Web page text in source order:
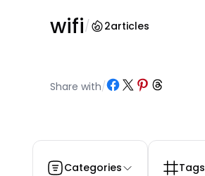
wifi/ 2articles
Share with/Share on Facebook
Share on X Share on Pinterest
Share on Threads
Categories Tags